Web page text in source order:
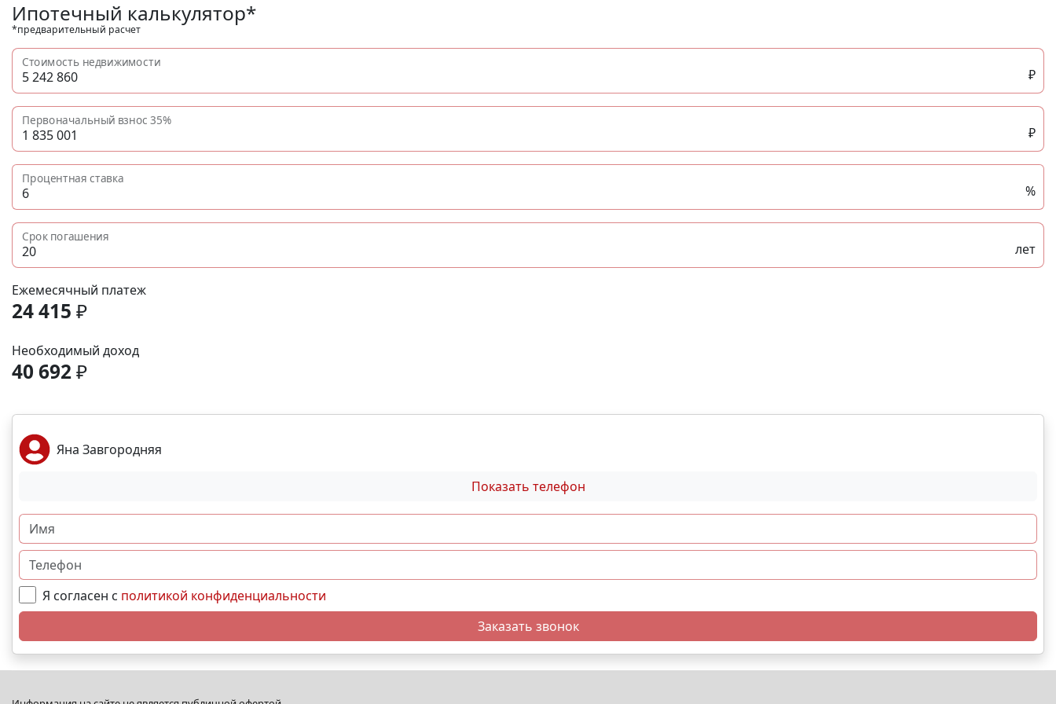
Ипотечный калькулятор*
*предварительный расчет
Стоимость недвижимости
₽
Первоначальный взнос35%
₽
Процентная ставка
%
Срок погашения
лет
Ежемесячный платеж
24 415 ₽
Необходимый доход
40 692₽
Яна Завгородняя
Показать телефон
Я согласен с политикой конфиденциальности
Заказать звонок